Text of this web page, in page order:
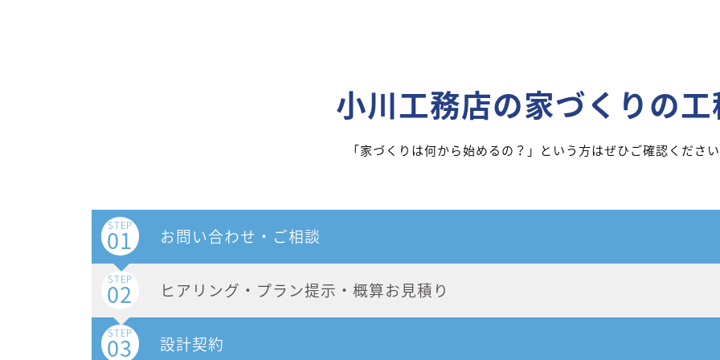
小川工務店の家づくりの工
「家づくりは何から始めるの？」という方はぜひご確認ください
STEP
01 お問い合わせ・ご相談
STEP
02 ヒアリング・プラン提示・概算お見積り
STEP
03 設計契約